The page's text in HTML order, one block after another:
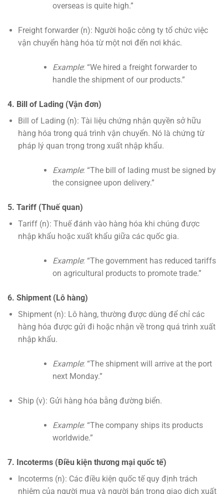
overseas is quite high.”
Freight forwarder (n): Người hoặc công ty tổ chức việc
vận chuyển hàng hóa từ một nơi đến nơi khác.
Example: “We hired a freight forwarder to
handle the shipment of our products.”
4. Bill of Lading (Vận đơn)
Bill of Lading (n): Tài liệu chứng nhận quyền sở hữu
hàng hóa trong quá trình vận chuyển. Nó là chứng từ
pháp lý quan trọng trong xuất nhập khẩu.
Example: “The bill of lading must be signed by
the consignee upon delivery.”
5. Tariff (Thuế quan)
Tariff (n): Thuế đánh vào hàng hóa khi chúng được
nhập khẩu hoặc xuất khẩu giữa các quốc gia.
Example: “The government has reduced tariffs
on agricultural products to promote trade.”
6. Shipment (Lô hàng)
Shipment (n): Lô hàng, thường được dùng để chỉ các
hàng hóa được gửi đi hoặc nhận về trong quá trình xuất
nhập khẩu.
Example: “The shipment will arrive at the port
next Monday.”
Ship (v): Gửi hàng hóa bằng đường biển.
Example: “The company ships its products
worldwide.”
7. Incoterms (Điều kiện thương mại quốc tế)
Incoterms (n): Các điều kiện quốc tế quy định trách
nhiệm của người mua và người bán trong giao dịch xuất